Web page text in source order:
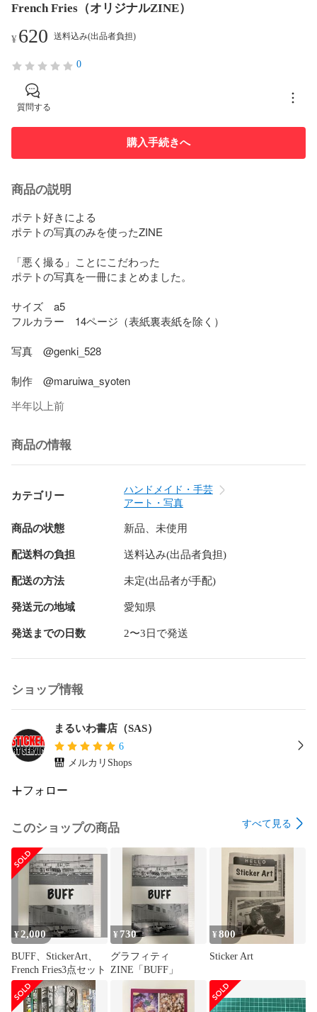
French Fries（オリジナルZINE）
¥620 送料込み(出品者負担)
0
質問する
購入手続きへ
商品の説明
ポテト好きによる
ポテトの写真のみを使ったZINE
「悪く撮る」ことにこだわった
ポテトの写真を一冊にまとめました。
サイズ　a5
フルカラー　14ページ（表紙裏表紙を除く）
写真　@genki_528
半年以上前
商品の情報
カテゴリー
ハンドメイド・手芸
アート・写真
商品の状態 新品、未使用
配送料の負担 送料込み(出品者負担)
配送の方法 未定(出品者が手配)
発送元の地域 愛知県
発送までの日数 2〜3日で発送
ショップ情報
まるいわ書店（SAS）
6
メルカリShops
フォロー
このショップの商品 すべて見る
¥2,000
BUFF、StickerArt、
French Fries3点セット
¥ 730
グラフィティ
ZINE「BUFF」
¥800
Sticker Art